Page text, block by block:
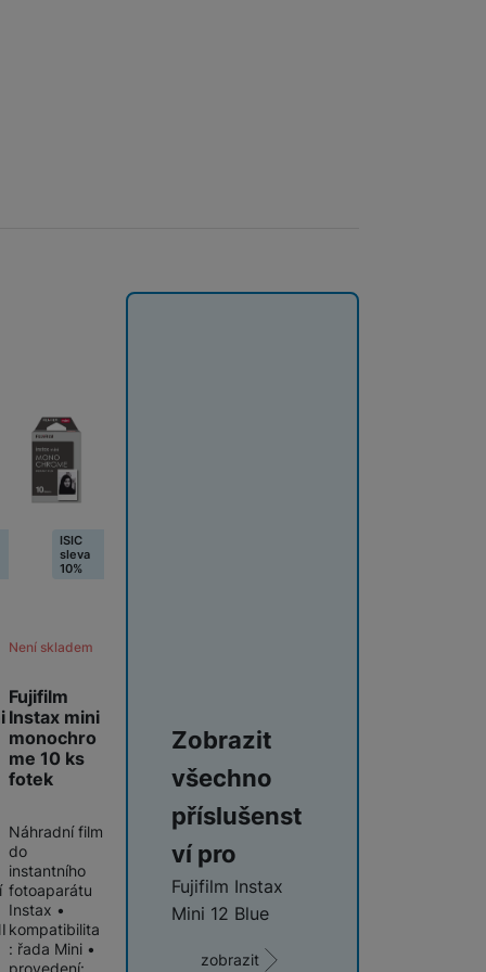
Fujifilm
Instax mini
monochro
me 10 ks
fotek
Není skladem
ISIC
sleva
10%
Náhradní film
do
instantního
fotoaparátu
Instax •
kompatibilita
: řada Mini •
provedení:
Zobrazit
všechno
příslušenst
ví pro
Fujifilm Instax
Mini 12 Blue
zobrazit